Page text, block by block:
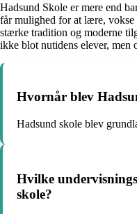
Hadsund Skole er mere end
får mulighed for at lære,
stærke tradition og moderne
ikke blot nutidens elever, men
Hvornår blev
Hadsund skole blev
Hvilke
skole?